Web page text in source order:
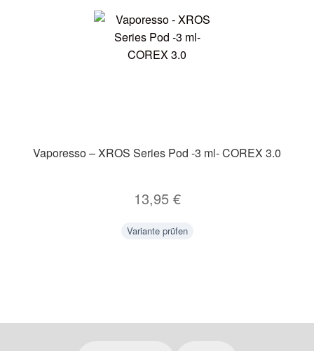
Vaporesso – XROS Series Pod -3 ml- COREX 3.0
13,95 €
Variante prüfen